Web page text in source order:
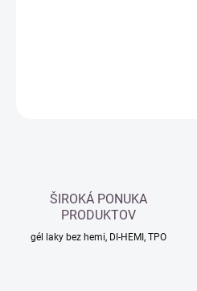
ŠIROKÁ PONUKA
PRODUKTOV
gél laky bez hemi, DI-HEMI, TPO